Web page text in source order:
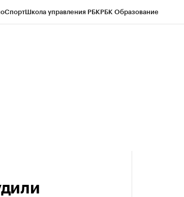
СпортШкола управления РБКРБК Образование